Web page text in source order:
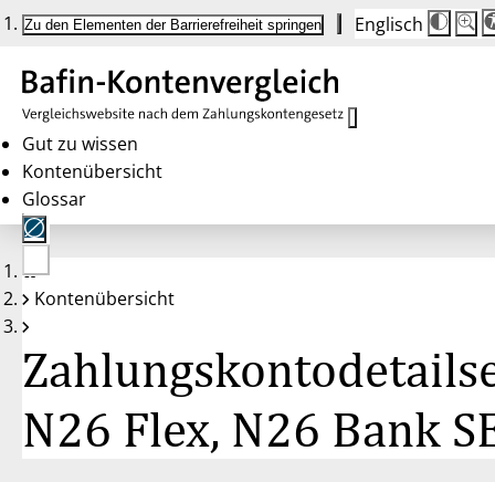
Zu den Elementen der Barrierefreiheit springen Englisch
Die
auf
100
100
Gut zu wissen
Kontenübersicht
Glossar
Keine
Konten
Kontenübersicht
N26 Flex, N26 Bank